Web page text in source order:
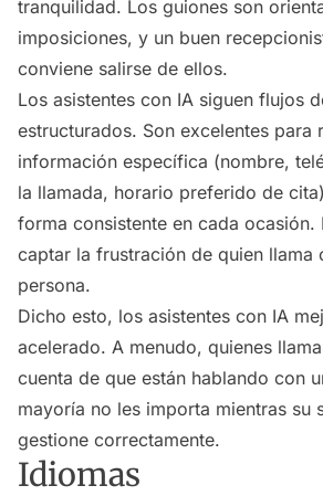
tranquilidad. Los guiones son
imposiciones, y un buen
conviene salirse de ellos.
Los asistentes con IA siguen flujos
estructurados. Son excelentes para
información específica (nombre,
la llamada, horario preferido de
forma consistente en cada ocasión.
captar la frustración de quien llama
persona.
Dicho esto, los asistentes con IA
acelerado. A menudo, quienes
cuenta de que están hablando con
mayoría no les importa mientras su
gestione correctamente.
Idiomas